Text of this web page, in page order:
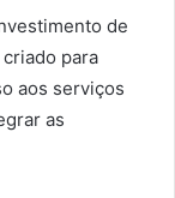
de
para
aos serviços
as